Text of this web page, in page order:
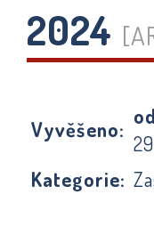
2024
Vyvěšeno:
od
Kategorie: